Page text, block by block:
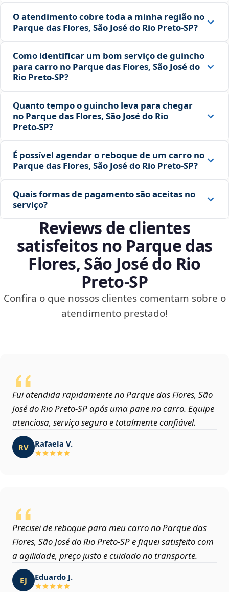
O atendimento cobre toda a minha região no
Parque das Flores, São José do Rio Preto‑SP?
Como identificar um bom serviço de guincho
para carro no Parque das Flores, São José do
Rio Preto‑SP?
Quanto tempo o guincho leva para chegar
no Parque das Flores, São José do Rio
Preto‑SP?
É possível agendar o reboque de um carro no
Parque das Flores, São José do Rio Preto‑SP?
Quais formas de pagamento são aceitas no
serviço?
Reviews de clientes
satisfeitos no Parque das
Flores, São José do Rio
Preto‑SP
Confira o que nossos clientes comentam sobre o
atendimento prestado!
Fui atendida rapidamente no Parque das Flores, São
José do Rio Preto‑SP após uma pane no carro. Equipe
atenciosa, serviço seguro e totalmente confiável.
RV Rafaela V.
Precisei de reboque para meu carro no Parque das
Flores, São José do Rio Preto‑SP e fiquei satisfeito com
a agilidade, preço justo e cuidado no transporte.
EJ Eduardo J.